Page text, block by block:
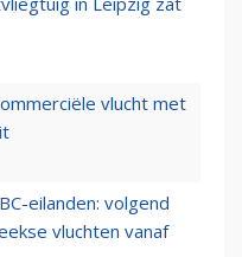
vlucht met
eilanden: volgend
vluchten vanaf